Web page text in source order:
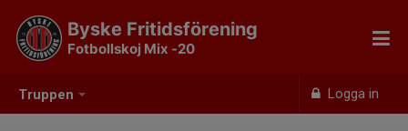
Truppen Logga in
Byske Fritidsförening
Fotbollskoj Mix -20